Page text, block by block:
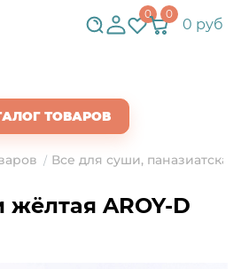
0 0
0 руб
ТОВАРОВ
/ Все для суши, паназиатская
AROY-D